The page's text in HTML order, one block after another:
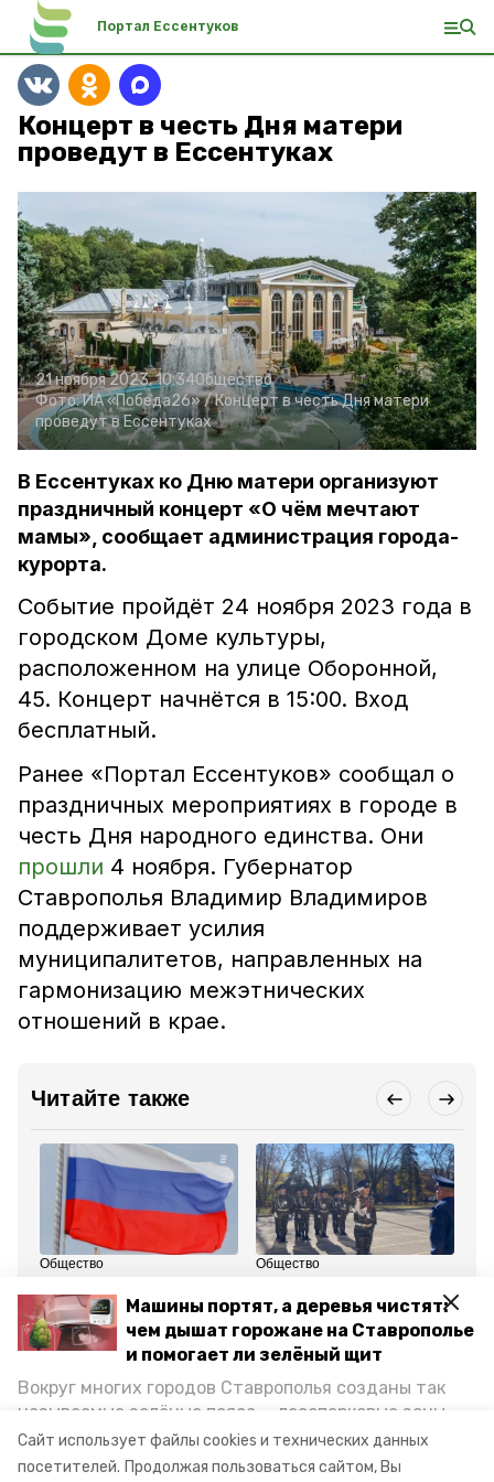
Сайт использует файлы cookies и технических данных
посетителей. Продолжая пользоваться сайтом, Вы
Машины портят, а деревья чистят:
чем дышат горожане на Ставрополье
и помогает ли зелёный щит
Вокруг многих городов Ставрополья созданы так
называемые зелёные пояса — лесопарковые зоны,
снижающие негативное воздействие выхлопных
газов на атмосферу. Справляются ли они с
Портал Ессентуков
Концерт в честь Дня матери
проведут в Ессентуках
21 ноября 2023, 10:34Общество
Фото:ИА «Победа26» /Концерт в честь Дня матери
проведут в Ессентуках
В Ессентуках ко Дню матери организуют
праздничный концерт «О чём мечтают
мамы», сообщает администрация города-
курорта.
Событие пройдёт 24 ноября 2023 года в
городском Доме культуры,
расположенном на улице Оборонной,
45. Концерт начнётся в 15:00. Вход
бесплатный.
Ранее «Портал Ессентуков» сообщал о
праздничных мероприятиях в городе в
честь Дня народного единства. Они
прошли 4 ноября. Губернатор
Ставрополья Владимир Владимиров
поддерживает усилия
муниципалитетов, направленных на
гармонизацию межэтнических
отношений в крае.
Читайте также
Общество
Почти 100 литров
шулюма и 1000 роллов
приготовят на празднике
в Ессентуках
Общество
Осенняя «Зарница 2023»
стартовала в Ессентуках
Все новости
день матери ессентуки концерт